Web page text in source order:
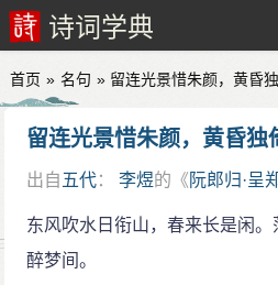
诗词学典
首页 » 名句 » 留连光景惜朱颜，黄昏独
留连光景惜朱颜，黄昏独
出自 五代：李煜的《 阮郎归·呈
东风吹水日衔山，春来长是闲
醉梦间。